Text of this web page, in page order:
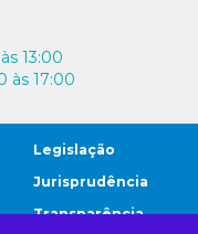
13:00
às 17:00
Legislação
Jurisprudência
Transparência